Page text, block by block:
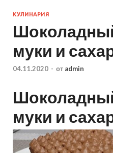
КУЛИНАРИЯ
муки и
04.11.2020 - от admin
муки и